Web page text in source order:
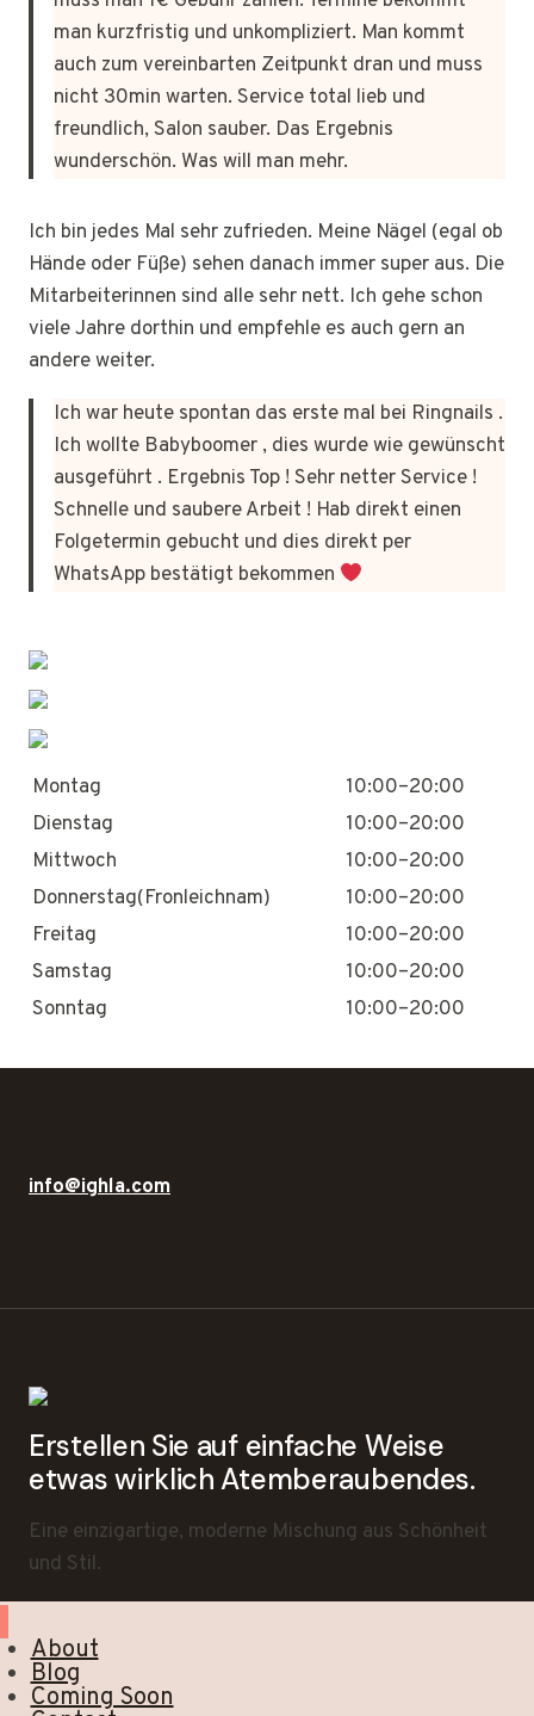
man kurzfristig und unkompliziert. Man kommt
auch zum vereinbarten Zeitpunkt dran und muss
nicht 30min warten. Service total lieb und
freundlich, Salon sauber. Das Ergebnis
wunderschön. Was will man mehr.
Ich bin jedes Mal sehr zufrieden. Meine Nägel (egal ob
Hände oder Füße) sehen danach immer super aus. Die
Mitarbeiterinnen sind alle sehr nett. Ich gehe schon
viele Jahre dorthin und empfehle es auch gern an
andere weiter.
Ich war heute spontan das erste mal bei Ringnails .
Ich wollte Babyboomer , dies wurde wie gewünscht
ausgeführt . Ergebnis Top ! Sehr netter Service !
Schnelle und saubere Arbeit ! Hab direkt einen
Folgetermin gebucht und dies direkt per
WhatsApp bestätigt bekommen
Montag
10:00–20:00
Dienstag
10:00–20:00
Mittwoch
10:00–20:00
Donnerstag(Fronleichnam)
10:00–20:00
Freitag
10:00–20:00
Samstag
10:00–20:00
Sonntag
10:00–20:00
info@ighla.com
Erstellen Sie auf einfache Weise
etwas wirklich Atemberaubendes.
Eine einzigartige, moderne Mischung aus Schönheit
und Stil.
About
Blog
Coming Soon